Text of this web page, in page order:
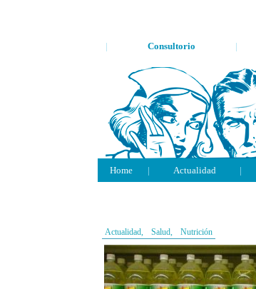
| Consultorio |
Home | Actualidad |
Actualidad, Salud, Nutrición